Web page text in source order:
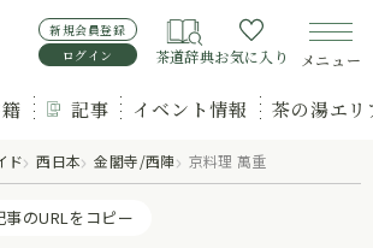
新規会員登録
ログイン
茶道辞典お気に入り メニュー
記事 イベント情報 茶の湯エ
ド 西日本 金閣寺/西陣 京料理 萬重
事のURLをコピー